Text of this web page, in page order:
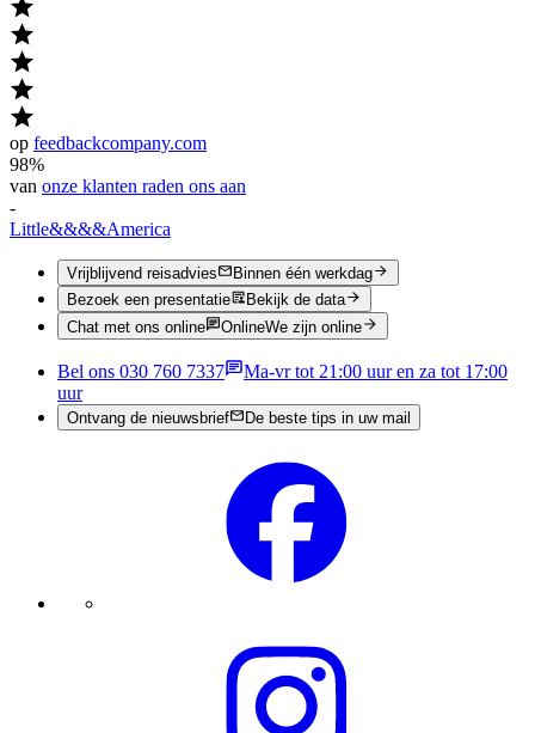
op feedbackcompany.com
98%
van onze klanten raden ons aan
-
Little&&&&America
Vrijblijvend reisadvies
Binnen één werkdag
Bezoek een presentatie
Bekijk de data
Chat met ons online
OnlineWe zijn online
Bel ons 030 760 7337
Ma-vr tot 21:00 uur en za tot 17:00
uur
Ontvang de nieuwsbrief De beste tips in uw mail